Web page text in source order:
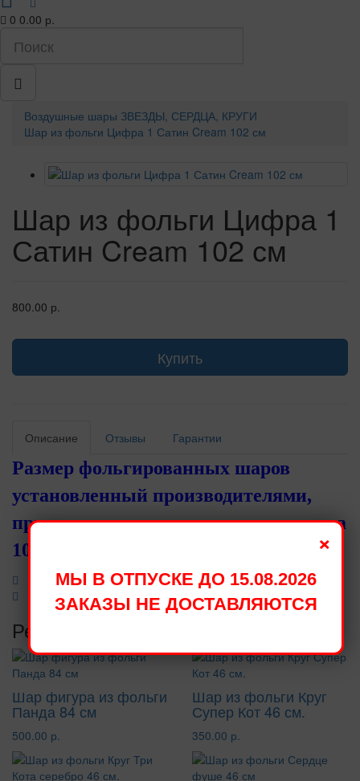
0 0.00 р.
Воздушные шары ЗВЕЗДЫ, СЕРДЦА, КРУГИ
Шар из фольги Цифра 1 Сатин Cream 102 см
Шар из фольги Цифра 1
Сатин Cream 102 см
800.00 р.
Купить
Описание Отзывы Гарантии
Размер фольгированных шаров
установленный производителями,
при надувании становится меньше на
10 - 15 см.
Рекомендуемые товары
Шар фигура из фольги
Панда 84 см
500.00 р.
Шар из фольги Круг
Супер Кот 46 см.
350.00 р.
×
МЫ В ОТПУСКЕ ДО 15.08.2026
ЗАКАЗЫ НЕ ДОСТАВЛЯЮТСЯ